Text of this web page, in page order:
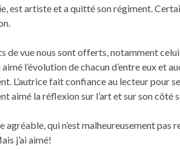
est artiste et a quitté son régiment.
de vue nous sont offerts, notamment
aimé l’évolution de chacun d’entre eux et
L’autrice fait confiance au lecteur pour
aimé la réflexion sur l’art et sur son
agréable, qui n’est malheureusement pas
j’ai aimé!